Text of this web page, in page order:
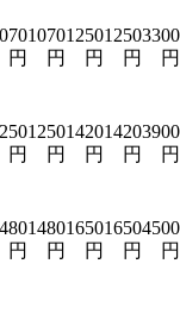
円
1070
円
1250
円
1250
円
3300
円
円
1250
円
1420
円
1420
円
3900
円
円
1480
円
1650
円
1650
円
4500
円